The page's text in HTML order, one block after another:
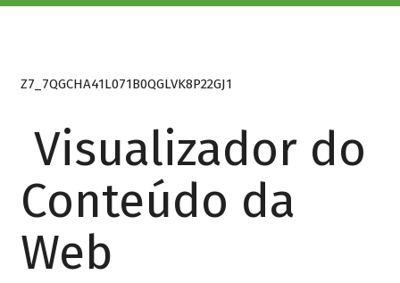
Z7_7QGCHA41L071B0QGLVK8P22GJ1
Visualizador do
Conteúdo da
Web